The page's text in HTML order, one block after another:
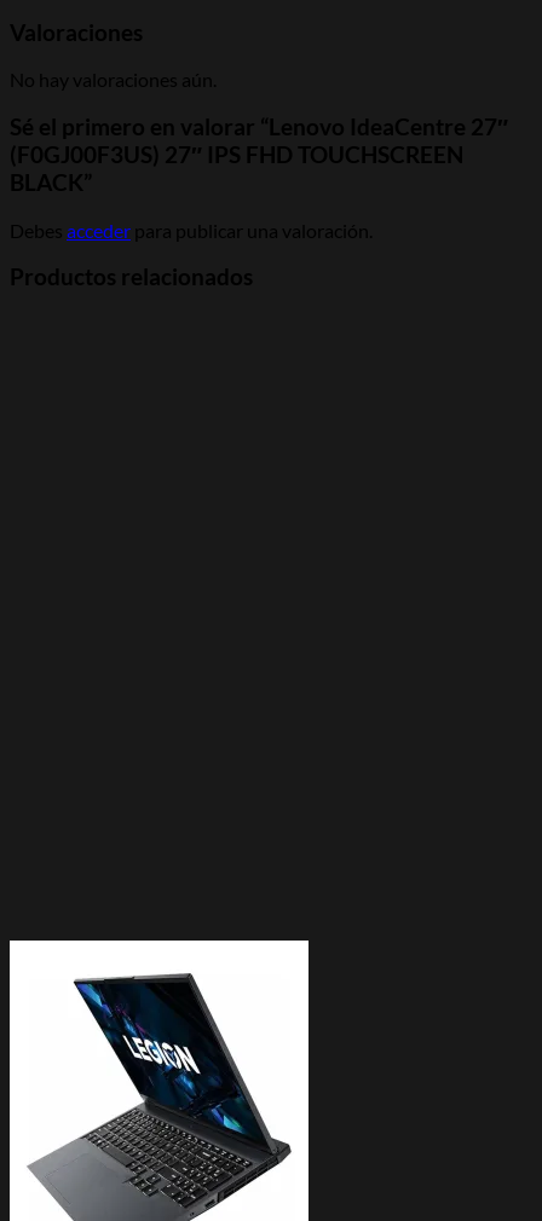
Valoraciones
No hay valoraciones aún.
Sé el primero en valorar “Lenovo IdeaCentre 27″
(F0GJ00F3US) 27″ IPS FHD TOUCHSCREEN
BLACK”
Debes acceder para publicar una valoración.
Productos relacionados